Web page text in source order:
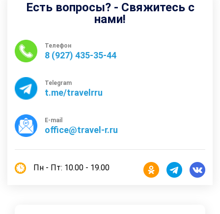
Есть вопросы? - Свяжитесь с
нами!
Телефон
8 (927) 435-35-44
Telegram
t.me/travelrru
E-mail
office@travel-r.ru
Пн - Пт: 10.00 - 19.00